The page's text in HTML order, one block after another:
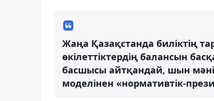
Жаңа Қазақстанда биліктің
өкілеттіктердің балансын
басшысы айтқандай, шын
моделінен «нормативтік-